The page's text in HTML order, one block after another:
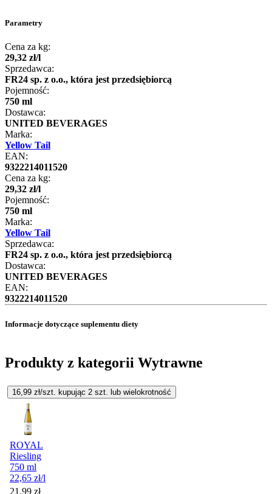
Parametry
Cena za kg:
29,32 zł/l
Sprzedawca:
FR24 sp. z o.o., która jest przedsiębiorcą
Pojemność:
750 ml
Dostawca:
UNITED BEVERAGES
Marka:
Yellow Tail
EAN:
9322214011520
Cena za kg:
29,32 zł/l
Pojemność:
750 ml
Marka:
Yellow Tail
Sprzedawca:
FR24 sp. z o.o., która jest przedsiębiorcą
Dostawca:
UNITED BEVERAGES
EAN:
9322214011520
Informacje dotyczące suplementu diety
Produkty z kategorii Wytrawne
16,99 zł/szt. kupując 2 szt. lub wielokrotność
ROYAL
Riesling
750 ml
22,65 zł/l
21,99 zł